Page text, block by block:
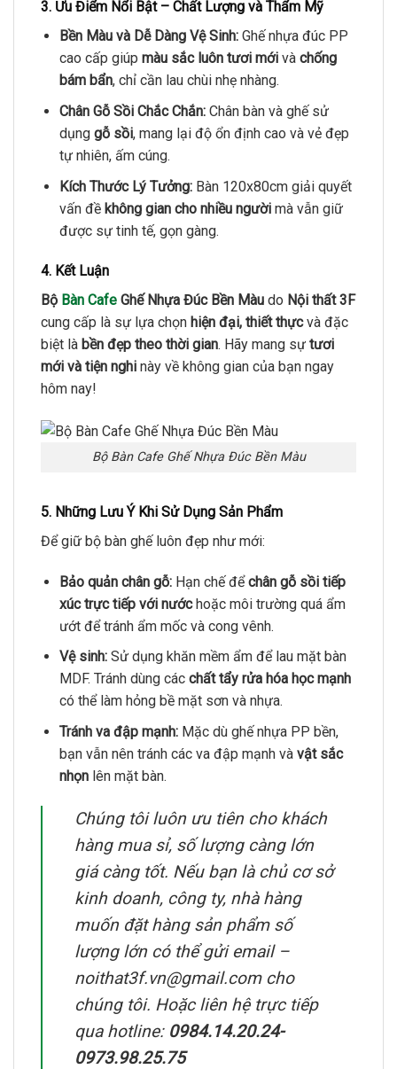
3. Ưu Điểm Nổi Bật – Chất Lượng và Thẩm Mỹ
Bền Màu và Dễ Dàng Vệ Sinh:Ghế nhựa đúc PP
cao cấp giúp màu sắc luôn tươi mớivà chống
bám bẩn, chỉ cần lau chùi nhẹ nhàng.
Chân Gỗ Sồi Chắc Chắn:Chân bàn và ghế sử
dụng gỗ sồi, mang lại độ ổn định cao và vẻ đẹp
tự nhiên, ấm cúng.
Kích Thước Lý Tưởng:Bàn 120x80cm giải quyết
vấn đề không gian cho nhiều ngườimà vẫn giữ
được sự tinh tế, gọn gàng.
4. Kết Luận
Bộ Bàn Cafe Ghế Nhựa Đúc Bền Màu do Nội thất 3F
cung cấp là sự lựa chọn hiện đại, thiết thựcvà đặc
biệt là bền đẹp theo thời gian. Hãy mang sự tươi
mới và tiện nghi này về không gian của bạn ngay
hôm nay!
Bộ Bàn Cafe Ghế Nhựa Đúc Bền Màu
5. Những Lưu Ý Khi Sử Dụng Sản Phẩm
Để giữ bộ bàn ghế luôn đẹp như mới:
Bảo quản chân gỗ:Hạn chế đểchân gỗ sồi tiếp
xúc trực tiếp với nướchoặc môi trường quá ẩm
ướt để tránh ẩm mốc và cong vênh.
Vệ sinh:Sử dụng khăn mềm ẩm để lau mặt bàn
MDF. Tránh dùng các chất tẩy rửa hóa học mạnh
có thể làm hỏng bề mặt sơn và nhựa.
Tránh va đập mạnh:Mặc dù ghế nhựa PP bền,
bạn vẫn nên tránh các va đập mạnh và vật sắc
nhọnlên mặt bàn.
Chúng tôi luôn ưu tiên cho khách
hàng mua sỉ, số lượng càng lớn
giá càng tốt. Nếu bạn là chủ cơ sở
kinh doanh, công ty, nhà hàng
muốn đặt hàng sản phẩm số
lượng lớn có thể gửi email –
noithat3f.vn@gmail.com cho
chúng tôi. Hoặc liên hệ trực tiếp
qua hotline: 0984.14.20.24-
0973.98.25.75